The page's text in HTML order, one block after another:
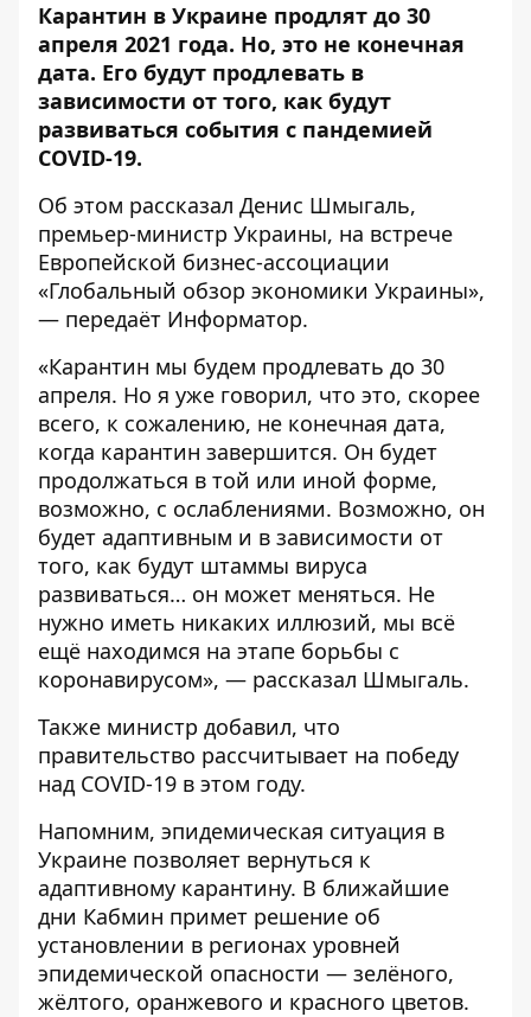
Карантин в Украине продлят до 30
апреля 2021 года. Но, это не конечная
дата. Его будут продлевать в
зависимости от того, как будут
развиваться события с пандемией
COVID-19.
Об этом рассказал Денис Шмыгаль,
премьер-министр Украины, на встрече
Европейской бизнес-ассоциации
«Глобальный обзор экономики Украины»,
— передаёт Информатор.
«Карантин мы будем продлевать до 30
апреля. Но я уже говорил, что это, скорее
всего, к сожалению, не конечная дата,
когда карантин завершится. Он будет
продолжаться в той или иной форме,
возможно, с ослаблениями. Возможно, он
будет адаптивным и в зависимости от
того, как будут штаммы вируса
развиваться… он может меняться. Не
нужно иметь никаких иллюзий, мы всё
ещё находимся на этапе борьбы с
коронавирусом», — рассказал Шмыгаль.
Также министр добавил, что
правительство рассчитывает на победу
над COVID-19 в этом году.
Напомним, эпидемическая ситуация в
Украине позволяет вернуться к
адаптивному карантину. В ближайшие
дни Кабмин примет решение об
установлении в регионах уровней
эпидемической опасности — зелёного,
жёлтого, оранжевого и красного цветов.